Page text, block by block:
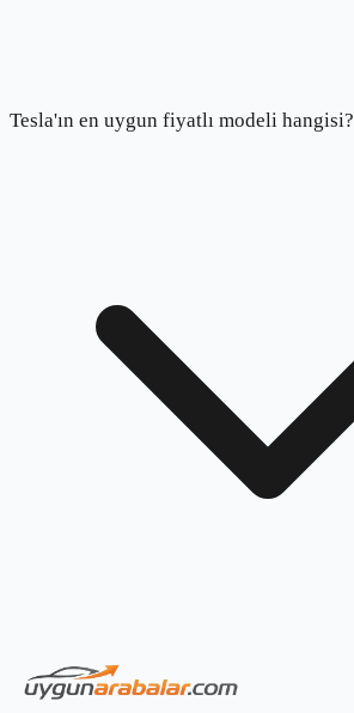
Tesla'ın en uygun fiyatlı modeli hangisi?